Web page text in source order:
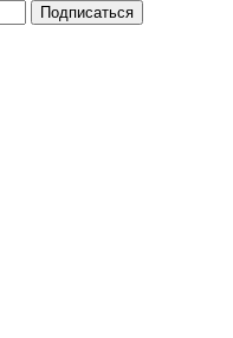
Подписаться